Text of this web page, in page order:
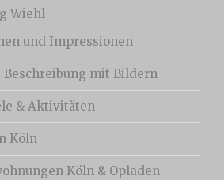
Wiehl
und Impressionen
mit Bildern
& Aktivitäten
Köln
Köln & Opladen